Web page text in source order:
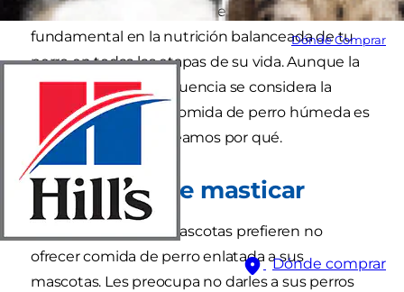
Dónde Comprar
Dónde comprar
verduras y granos, que desempeñarán un papel
fundamental en la nutrición balanceada de tu
perro en todas las etapas de su vida. Aunque la
comida seca con frecuencia se considera la
opción más sana, la comida de perro húmeda es
igual de saludable. Veamos por qué.
1. Más fácil de masticar
Muchos padres de mascotas prefieren no
ofrecer comida de perro enlatada a sus
mascotas. Les preocupa no darles a sus perros